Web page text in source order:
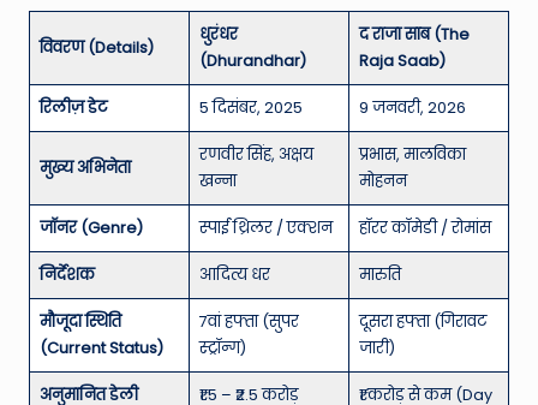
विवरण (Details)
धुरंधर
(Dhurandhar)
द राजा साब (The
Raja Saab)
रिलीज़ डेट 5 दिसंबर, 2025 9 जनवरी, 2026
मुख्य अभिनेता
रणवीर सिंह, अक्षय
खन्ना
प्रभास, मालविका
मोहनन
जॉनर (Genre) स्पाई थ्रिलर / एक्शन हॉरर कॉमेडी / रोमांस
निर्देशक आदित्य धर मारुति
मौजूदा स्थिति
(Current Status)
7वां हफ्ता (सुपर
स्ट्रॉन्ग)
दूसरा हफ्ता (गिरावट
जारी)
अनुमानित डेली ₹1.5 – ₹2.5 करोड़ ₹1 करोड़ से कम (Day